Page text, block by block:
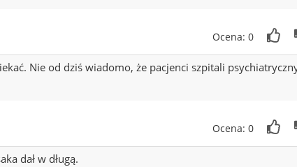
Ocena: 0
Nie od dziś wiadomo, że pacjenci szpitali
Ocena: 0
dał w długą.